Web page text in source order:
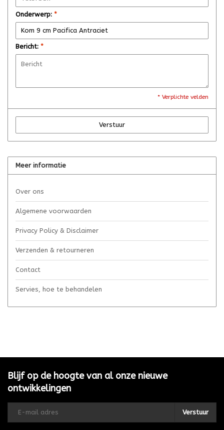
Onderwerp: *
Bericht: *
* Verplichte velden
Verstuur
Meer informatie
Over ons
Algemene voorwaarden
Privacy Policy & Disclaimer
Verzenden & retourneren
Contact
Servies, hoe te behandelen
Blijf op de hoogte van al onze nieuwe
ontwikkelingen
Verstuur